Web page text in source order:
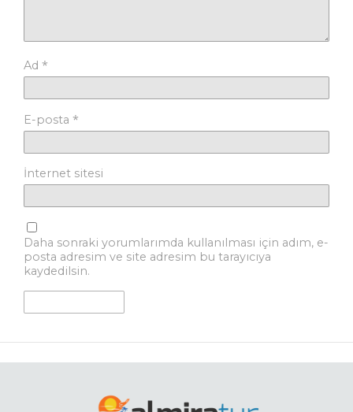
Ad *
E-posta *
İnternet sitesi
Daha sonraki yorumlarımda kullanılması için adım, e-
posta adresim ve site adresim bu tarayıcıya
kaydedilsin.